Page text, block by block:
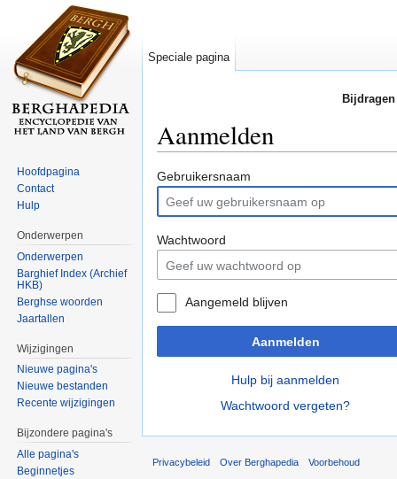
Aanmelden
Gebruikersnaam
Wachtwoord
Aangemeld blijven
Aanmelden
Hulp bij aanmelden
Wachtwoord vergeten?
Speciale pagina
Hoofdpagina
Contact
Hulp
Onderwerpen
Onderwerpen
Barghief Index (Archief
HKB)
Berghse woorden
Jaartallen
Wijzigingen
Nieuwe pagina's
Nieuwe bestanden
Recente wijzigingen
Bijzondere pagina's
Alle pagina's
Beginnetjes
Privacybeleid Over Berghapedia Voorbehoud